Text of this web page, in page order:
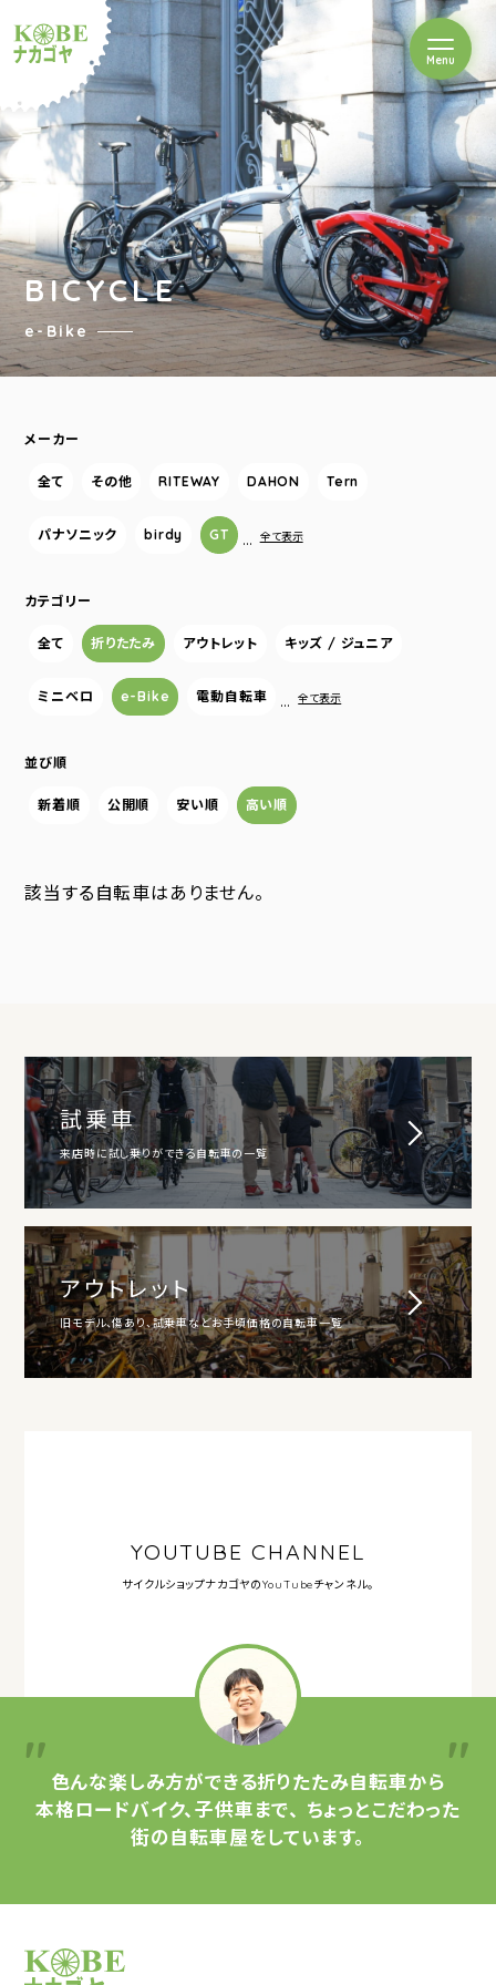
ルショップナカゴヤ
Menuを開閉
BICYCLE
e-Bike
メーカー
全て その他 RITEWAY DAHON Tern
パナソニック birdy GT … 全て表示
カテゴリー
全て 折りたたみ アウトレット キッズ / ジュニア
ミニベロ e-Bike 電動自転車 … 全て表示
並び順
新着順 公開順 安い順 高い順
該当する自転車はありません。
試乗車
来店時に試し乗りができる自転車の一覧
アウトレット
旧モデル、傷あり、試乗車などお手頃価格の自転車一覧
YOUTUBE CHANNEL
サイクルショップナカゴヤのYouTubeチャンネル。
色んな楽しみ方ができる折りたたみ自転車から
本格ロードバイク、子供車まで、 ちょっとこだわった
街の自転車屋をしています。
サイクルショップナカゴヤ